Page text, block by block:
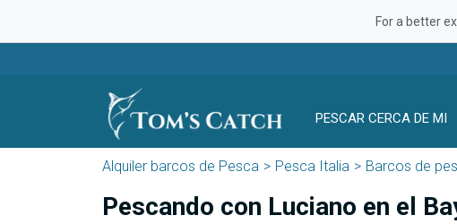
For a better
PESCAR CERCA DE MI
Alquiler barcos de Pesca Pesca Italia Barcos de
Pescando con Luciano en el